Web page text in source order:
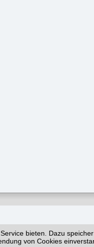
bieten. Dazu
von Cookies